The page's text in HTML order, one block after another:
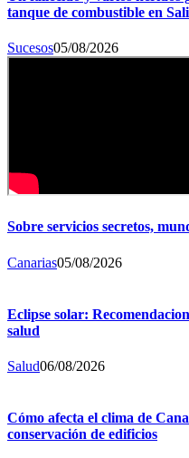
tanque de combustible en
Sucesos05/08/2026
Sobre servicios secretos,
Canarias05/08/2026
Eclipse solar:
salud
Salud06/08/2026
Cómo afecta el clima de
conservación de edificios